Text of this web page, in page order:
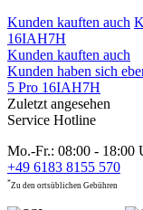
Kunden kauften auch
16IAH7H
Kunden kauften auch
Kunden haben sich
5 Pro 16IAH7H
Zuletzt angesehen
Service Hotline
Mo.-Fr.: 08:00 - 18:00
+49 6183 8155 570
*Zu den ortsüblichen Gebühren